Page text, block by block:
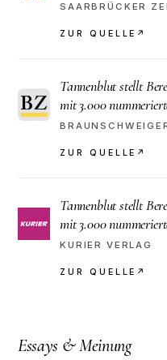
SAARBRÜCKER
ZUR QUELLE ↗
Tannenblut stellt
mit 3.000
ZUR QUELLE ↗
Tannenblut stellt
mit 3.000
KURIER VERLAG
ZUR QUELLE ↗
Essays & Meinung